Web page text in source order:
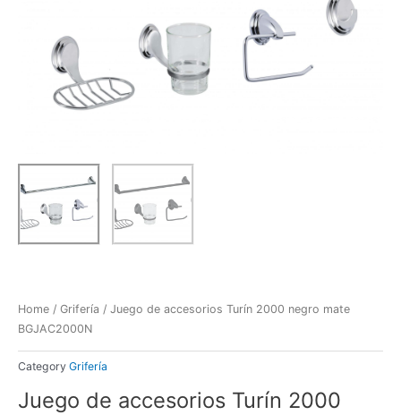
Home / Grifería / Juego de accesorios Turín 2000 negro mate
BGJAC2000N
Category Grifería
Juego de accesorios Turín 2000